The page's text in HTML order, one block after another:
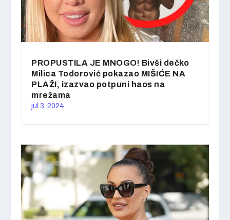
PROPUSTILA JE MNOGO! Bivši dečko
Milica Todorović pokazao MIŠIĆE NA
PLAŽI, izazvao potpuni haos na
mrežama
jul 3, 2024